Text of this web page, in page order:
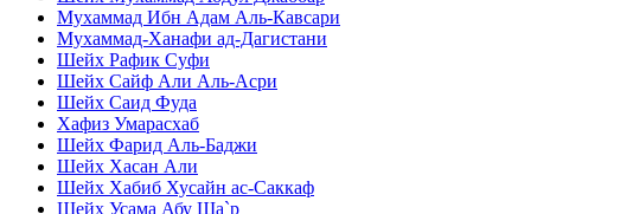
Мухаммад Ибн Адам Аль-Кавсари
Мухаммад-Ханафи ад-Дагистани
Шейх Рафик Суфи
Шейх Сайф Али Аль-Асри
Шейх Саид Фуда
Хафиз Умарасхаб
Шейх Фарид Аль-Баджи
Шейх Хасан Али
Шейх Хабиб Хусайн ас-Саккаф
Шейх Усама Абу Ша`р